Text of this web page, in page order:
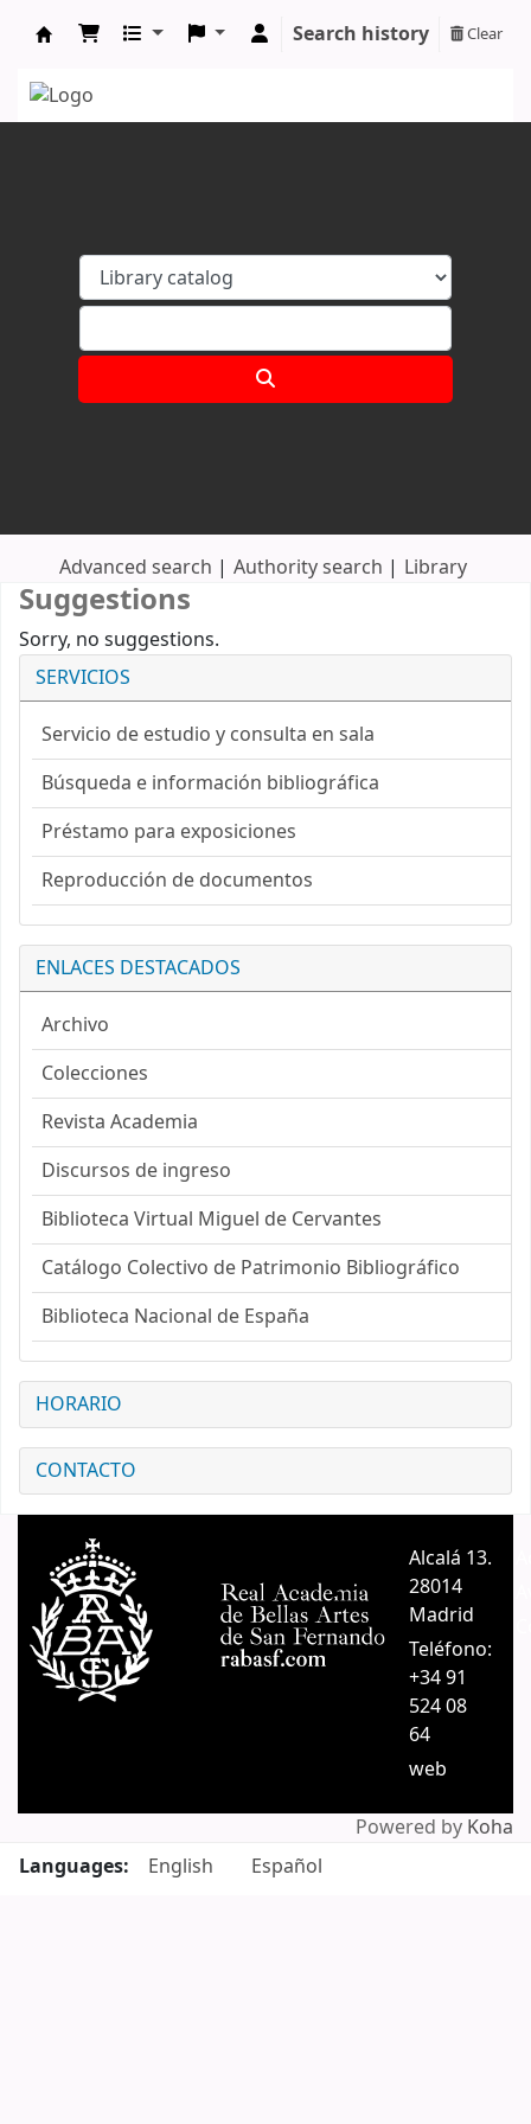
Search history Clear
Advanced search Authority search Library
SERVICIOS
Servicio de estudio y consulta en sala
Búsqueda e información bibliográfica
Préstamo para exposiciones
Reproducción de documentos
ENLACES DESTACADOS
Archivo
Colecciones
Revista Academia
Discursos de ingreso
Biblioteca Virtual Miguel de Cervantes
Catálogo Colectivo de Patrimonio Bibliográfico
Biblioteca Nacional de España
HORARIO
CONTACTO
Suggestions
Sorry, no suggestions.
Alcalá 13.
28014
Madrid
Teléfono:
+34 91
524 08
64
web
Powered by Koha
Languages:
English Español